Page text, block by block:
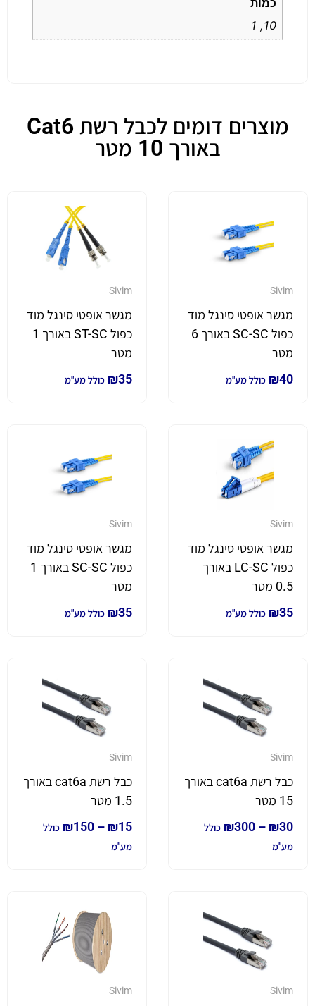
10, 1
מוצרים דומים לכבל רשת Cat6
באורך 10 מטר
Sivim
מגשר אופטי סינגל מוד
כפול SC-SC באורך 6
מטר
₪40 כולל מע"מ
Sivim
מגשר אופטי סינגל מוד
כפול ST-SC באורך 1
מטר
₪35 כולל מע"מ
Sivim
מגשר אופטי סינגל מוד
כפול LC-SC באורך
0.5 מטר
₪35 כולל מע"מ
Sivim
מגשר אופטי סינגל מוד
כפול SC-SC באורך 1
מטר
₪35 כולל מע"מ
Sivim
כבל רשת cat6a באורך
15 מטר
₪30
–
₪300
כולל
מע"מ
Sivim
כבל רשת cat6a באורך
1.5 מטר
₪15
–
₪150
כולל
מע"מ
Sivim
Sivim